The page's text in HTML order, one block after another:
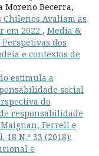
Moreno Becerra,
Chilenos Avaliam as
em 2022 , Media &
Perspetivas dos
e contextos de
estimula a
social
do
responsabilidade
Ferrell e
N.º 33 (2018):
e